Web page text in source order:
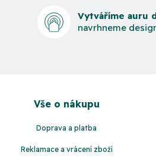
Vytváříme auru
navrhneme
Vše o nákupu
Doprava a platba
Reklamace a vrácení zboží